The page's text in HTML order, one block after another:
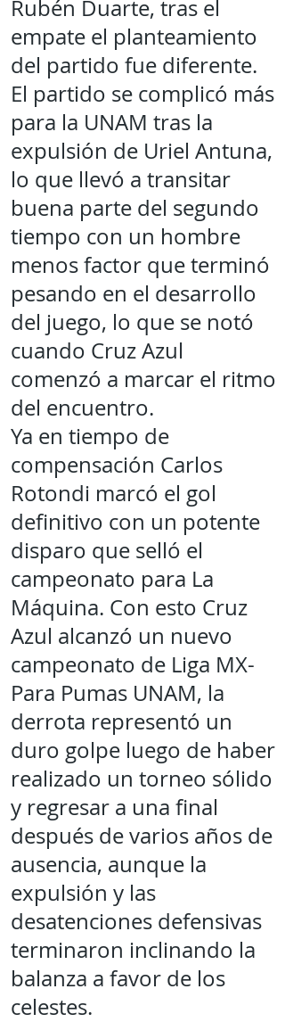
Rubén Duarte, tras el
empate el planteamiento
del partido fue diferente.
El partido se complicó más
para la UNAM tras la
expulsión de Uriel Antuna,
lo que llevó a transitar
buena parte del segundo
tiempo con un hombre
menos factor que terminó
pesando en el desarrollo
del juego, lo que se notó
cuando Cruz Azul
comenzó a marcar el ritmo
del encuentro.
Ya en tiempo de
compensación Carlos
Rotondi marcó el gol
definitivo con un potente
disparo que selló el
campeonato para La
Máquina. Con esto Cruz
Azul alcanzó un nuevo
campeonato de Liga MX-
Para Pumas UNAM, la
derrota representó un
duro golpe luego de haber
realizado un torneo sólido
y regresar a una final
después de varios años de
ausencia, aunque la
expulsión y las
desatenciones defensivas
terminaron inclinando la
balanza a favor de los
celestes.